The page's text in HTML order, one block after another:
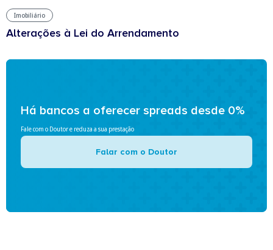
Imobiliário
Alterações à Lei do Arrendamento
Há bancos a oferecer spreads desde 0%
Fale com o Doutor e reduza a sua prestação
Falar com o Doutor